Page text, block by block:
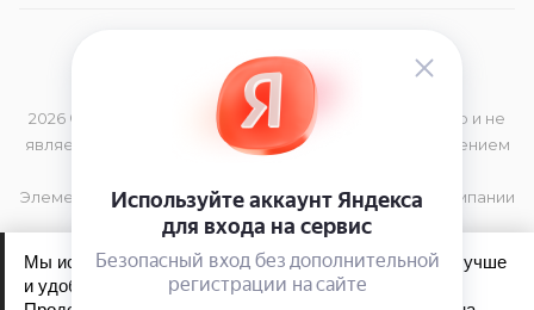
2026 © Данный сайт носит информационный характер и не
является публичной офертой, определяемой положением
Элементы дизайна и торговая марка принадлежат компании
TIGi
Мы используем файлы cookie, чтобы сайт работал лучше
и удобнее для вас.